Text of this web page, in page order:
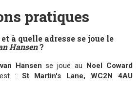
pratiques
à quelle adresse se joue le
Hansen?
Hansen se joue au Noel Coward
: St Martin's Lane, WC2N 4AU